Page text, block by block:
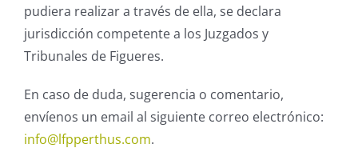
pudiera realizar a través de ella, se declara
jurisdicción competente a los Juzgados y
Tribunales de Figueres.
En caso de duda, sugerencia o comentario,
envíenos un email al siguiente correo electrónico:
info@lfpperthus.com.